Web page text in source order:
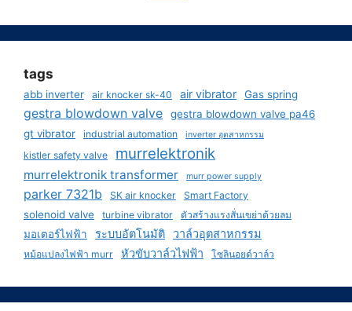
tags
abb inverter air knocker sk-40 air vibrator Gas spring
gestra blowdown valve
gestra blowdown valve pa46
gt vibrator
industrial automation inverter อุตสาหกรรม
kistler safety valve murrelektronik
murrelektronik transformer murr power supply
parker 7321b SK air knocker Smart Factory
solenoid valve turbine vibrator ตัวสร้างแรงสั่นเขย่าด้วยลม
มอเตอร์ไฟฟ้า ระบบอัตโนมัติ วาล์วอุตสาหกรรม
หม้อแปลงไฟฟ้า murr หัวขับวาล์วไฟฟ้า โซลินอยด์วาล์ว